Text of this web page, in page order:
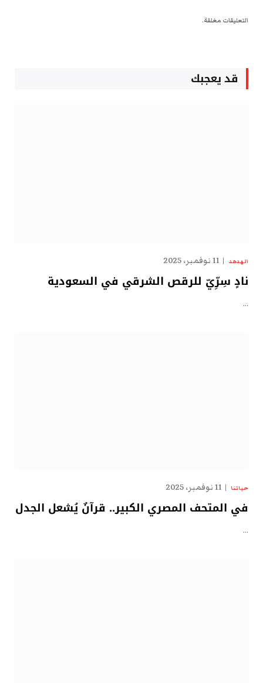
التعليقات مغلقة.
قد يعجبك
الهدهد 11 نوفمبر، 2025
نادٍ سِرِّيّ للرقص الشرقي في السعودية
…
حياتنا 11 نوفمبر، 2025
في المتحف المصري الكبير.. قرآنٌ يُشعل الجدل
…